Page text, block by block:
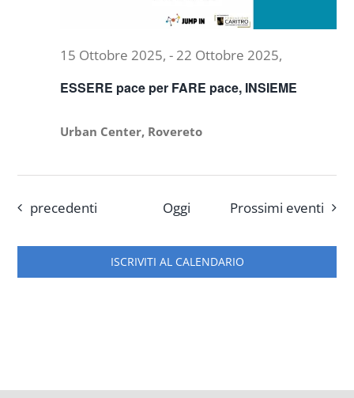
ESSERE pace per FARE pace, INSIEME
15 Ottobre 2025, - 22 Ottobre 2025,
Urban Center, Rovereto
Eventi
precedenti Oggi Prossimi eventi
ISCRIVITI AL CALENDARIO